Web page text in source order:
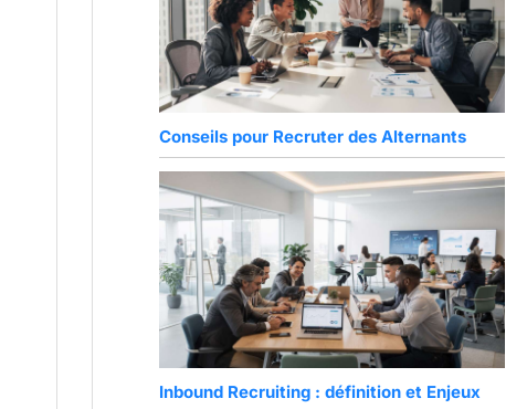
Conseils pour Recruter des Alternants
Inbound Recruiting : définition et Enjeux